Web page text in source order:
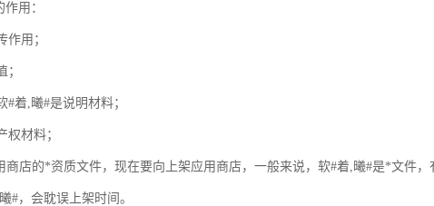
用：
作用；
；
#着,曦#是说明材料；
权材料；
商店的*资质文件，现在要向上架应用商店，一般来说，软#着,曦#是*文件
#，会耽误上架时间。